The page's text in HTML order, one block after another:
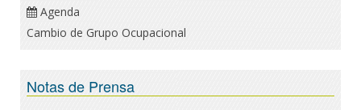
Agenda
Cambio de Grupo Ocupacional
Notas de Prensa